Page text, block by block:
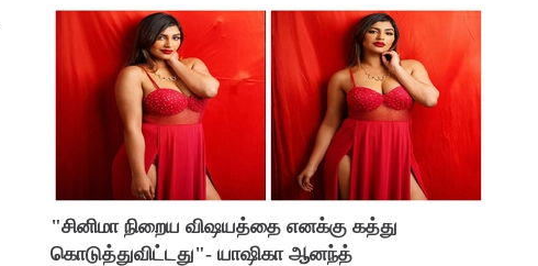
"சினிமா நிறைய விஷயத்தை எனக்கு கத்து
கொடுத்துவிட்டது"- யாஷிகா ஆனந்த்